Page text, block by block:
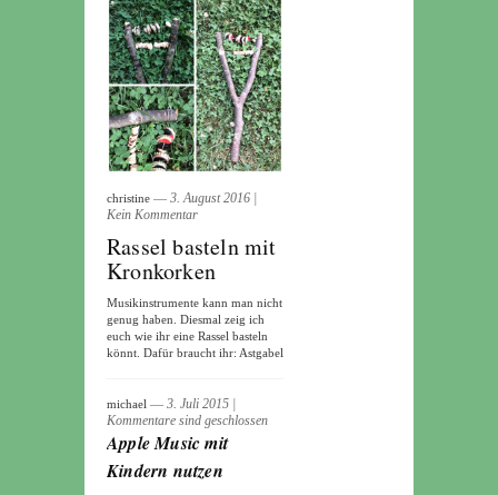
christine ― 3. August 2016
Kein Kommentar
Rassel basteln mit
Kronkorken
Musikinstrumente kann man nicht
genug haben. Diesmal zeig ich
euch wie ihr eine Rassel basteln
könnt. Dafür braucht ihr: Astgabel
michael ― 3. Juli 2015
Kommentare sind geschlossen
Apple Music mit
Kindern nutzen